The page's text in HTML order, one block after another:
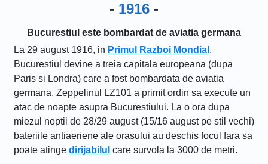
- 1916 -
Bucurestiul este bombardat de aviatia germana
La 29 august 1916, in Primul Razboi Mondial ,
Bucurestiul devine a treia capitala europeana (dupa
Paris si Londra) care a fost bombardata de aviatia
germana. Zeppelinul LZ101 a primit ordin sa execute un
atac de noapte asupra Bucurestiului. La o ora dupa
miezul noptii de 28/29 august (15/16 august pe stil vechi)
bateriile antiaeriene ale orasului au deschis focul fara sa
poate atinge dirijabilul care survola la 3000 de metri.